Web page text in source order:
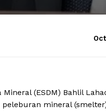
Mineral (ESDM) Bahlil
mineral